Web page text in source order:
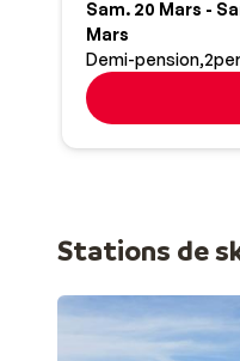
Sam. 20 Mars -
Mars
Demi-pension 2
Stations de